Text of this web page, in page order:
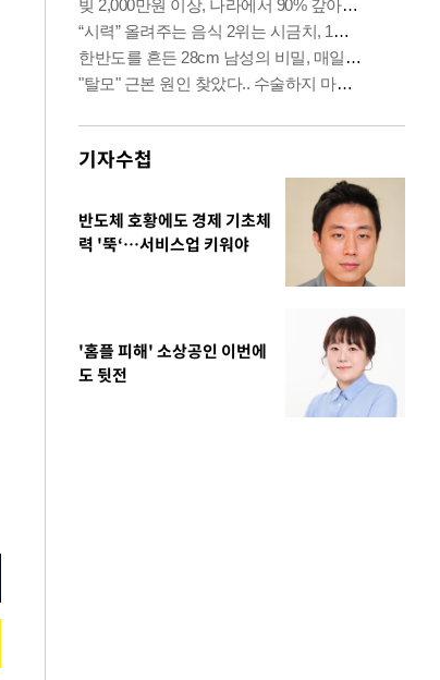
기자수첩
반도체 호황에도 경제 기초체
력 '뚝‘…서비스업 키워야
'홈플 피해' 소상공인 이번에
도 뒷전